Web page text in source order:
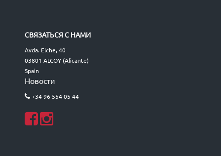
СВЯЗАТЬСЯ С НАМИ
Avda. Elche, 40
03801 ALCOY (Alicante)
Spain
Новости
+34 96 554 05 44